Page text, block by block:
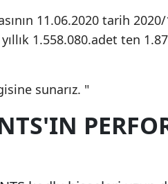
11.06.2020 tarih 2020/
1.558.080.adet ten
sunarız. "